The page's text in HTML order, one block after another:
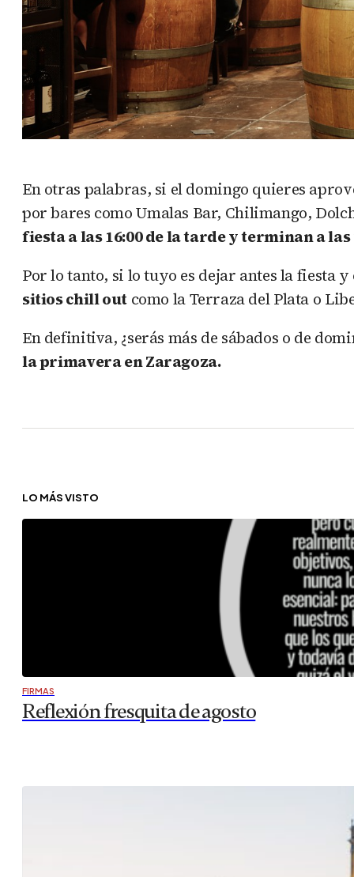
En otras palabras, si el domingo quieres
por bares como Umalas Bar, Chilimango,
fiesta a las 16:00 de la tarde y terminan a las
Por lo tanto, si lo tuyo es dejar antes la fiesta
sitios chill outcomo la Terraza del Plata o
En definitiva, ¿serás más de sábados o de
la primavera en Zaragoza.
LO MÁS VISTO
FIRMAS
Reflexión fresquita de agosto